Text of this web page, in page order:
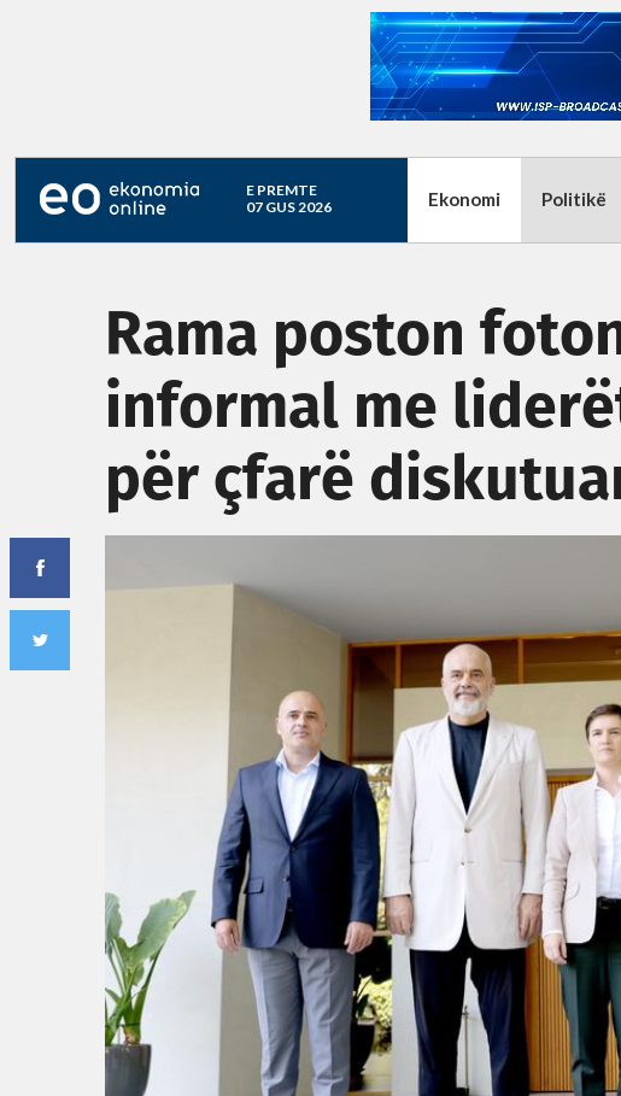
E PREMTE
07 GUS 2026
Ekonomi Politikë
Rama poston
informal me
për çfarë